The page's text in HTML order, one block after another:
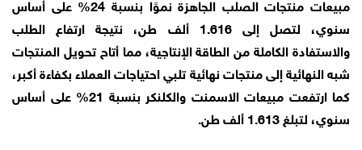
سنوي، لتصل إلى 1.616 ألف طن، نتيجة ارتفاع الطلب
والاستفادة الكاملة من الطاقة الإنتاجية، مما أتاح تحويل المنتجات
شبه النهائية إلى منتجات نهائية تلبي احتياجات العملاء بكفاءة أكبر،
كما ارتفعت مبيعات الاسمنت والكلنكر بنسبة 21% على أساس
سنوي، لتبلغ 1.613 ألف طن.